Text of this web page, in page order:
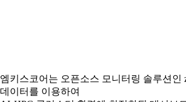
엠키스코어는 오픈소스 모니터링 솔루션인
데이터를 이용하여